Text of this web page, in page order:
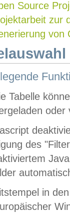
Source
zur
von
Tabelle
oder
des
in